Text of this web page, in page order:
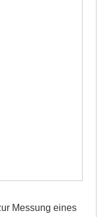
Messung eines